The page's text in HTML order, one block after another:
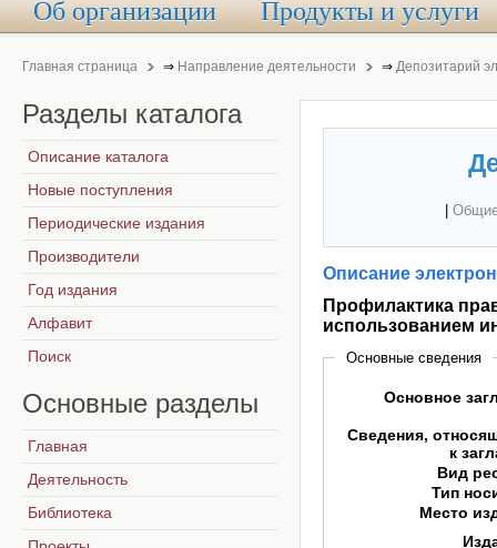
Об организации Продукты и услуги
Главная страница ⇒ Направление деятельности ⇒ Депозитарий
Описание
Профилактика
использованием
Основные сведения
Основное
Сведения,
к
Вид
Тип
Место
Разделы каталога
Описание каталога
Новые поступления
Периодические издания
Производители
Год издания
Алфавит
Поиск
Основные разделы
Главная
Деятельность
Библиотека